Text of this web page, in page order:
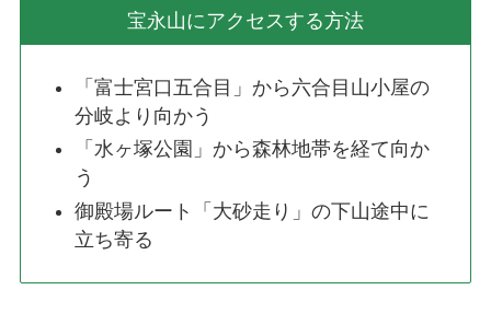
宝永山にアクセスする方法
「富士宮口五合目」から六合目山小屋の
分岐より向かう
「水ヶ塚公園」から森林地帯を経て向か
う
御殿場ルート「大砂走り」の下山途中に
立ち寄る